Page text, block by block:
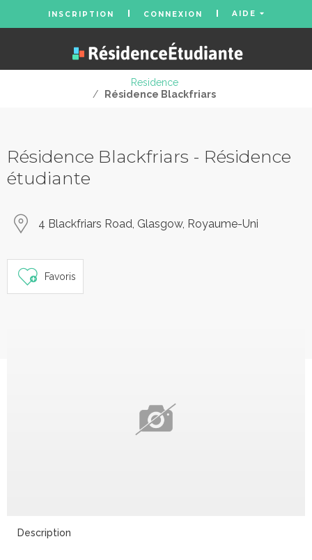
INSCRIPTION CONNEXION AIDE
Residence
/
Résidence Blackfriars
Résidence Blackfriars - Résidence
étudiante
4 Blackfriars Road, Glasgow, Royaume-Uni
Favoris
Description